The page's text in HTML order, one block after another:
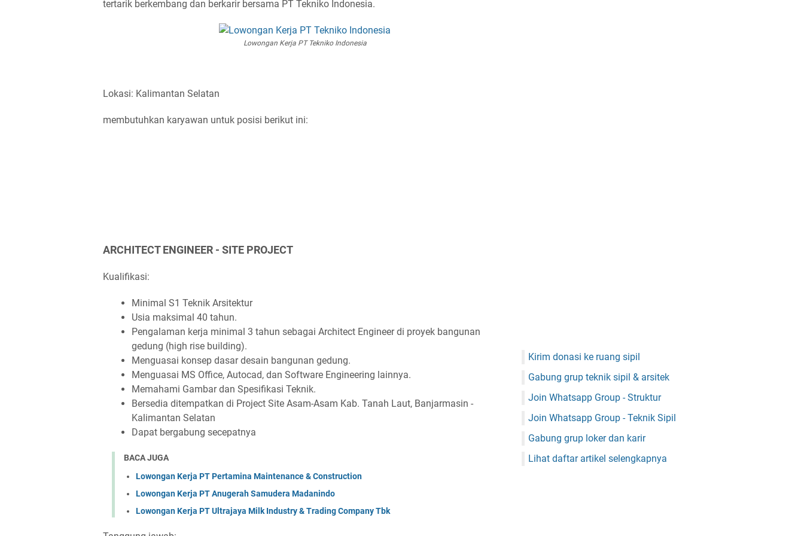
tertarik berkembang dan berkarir bersama PT Tekniko Indonesia.
Lowongan Kerja PT Tekniko Indonesia
Lokasi: Kalimantan Selatan
membutuhkan karyawan untuk posisi berikut ini:
ARCHITECT ENGINEER - SITE PROJECT
Kualifikasi:
Minimal S1 Teknik Arsitektur
Usia maksimal 40 tahun.
Pengalaman kerja minimal 3 tahun sebagai Architect Engineer di proyek bangunan
gedung (high rise building).
Menguasai konsep dasar desain bangunan gedung.
Menguasai MS Office, Autocad, dan Software Engineering lainnya.
Memahami Gambar dan Spesifikasi Teknik.
Bersedia ditempatkan di Project Site Asam-Asam Kab. Tanah Laut, Banjarmasin -
Kalimantan Selatan
Dapat bergabung secepatnya
BACA JUGA
Lowongan Kerja PT Pertamina Maintenance & Construction
Lowongan Kerja PT Anugerah Samudera Madanindo
Lowongan Kerja PT Ultrajaya Milk Industry & Trading Company Tbk
Kirim donasi ke ruang sipil
Gabung grup teknik sipil & arsitek
Join Whatsapp Group - Struktur
Join Whatsapp Group - Teknik Sipil
Gabung grup loker dan karir
Lihat daftar artikel selengkapnya